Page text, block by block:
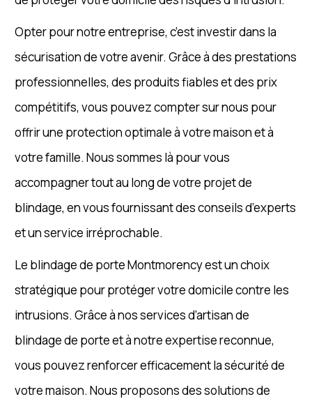
Opter pour notre entreprise, c’est investir dans la
sécurisation de votre avenir. Grâce à des prestations
professionnelles, des produits fiables et des prix
compétitifs, vous pouvez compter sur nous pour
offrir une protection optimale à votre maison et à
votre famille. Nous sommes là pour vous
accompagner tout au long de votre projet de
blindage, en vous fournissant des conseils d’experts
et un service irréprochable.
Le blindage de porte Montmorency est un choix
stratégique pour protéger votre domicile contre les
intrusions. Grâce à nos services d’artisan de
blindage de porte et à notre expertise reconnue,
vous pouvez renforcer efficacement la sécurité de
votre maison. Nous proposons des solutions de